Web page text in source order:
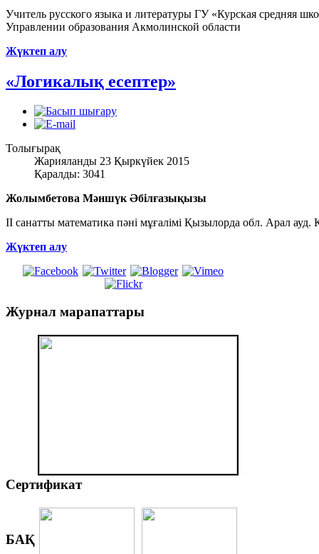
Учитель русского языка и литературы ГУ «Курская средняя
Управлении образования Акмолинской области
Жүктеп алу
«Логикалық есептер»
Толығырақ
Жарияланды 23 Қыркүйек 2015
Қаралды: 3041
Жолымбетова Мәншүк Әбілғазықызы
ІІ санатты математика пәні мұғалімі Қызылорда обл. Арал
Жүктеп алу
Журнал марапаттары
Сертификат
БАҚ